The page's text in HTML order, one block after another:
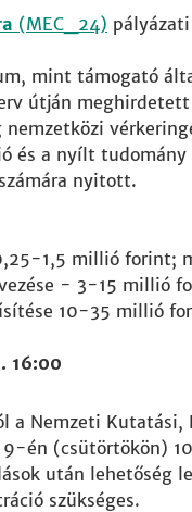
(MEC_24)
mint támogató
útján
és a nyílt
nyitott.
1,5 millió forint;
- 3-15 millió
10-35 millió
16:00
Nemzeti Kutatási,
én (csütörtökön)
után lehetőség
szükséges.